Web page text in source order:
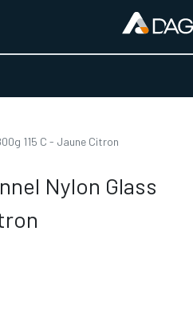
115 C - Jaune Citron
Nylon Glass